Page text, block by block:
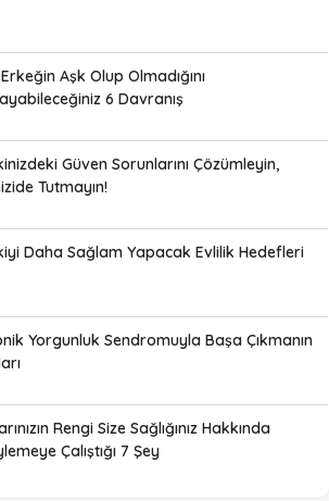
Aşk Olup Olmadığını
6 Davranış
Güven Sorunlarını Çözümleyin,
Tutmayın!
Daha Sağlam Yapacak Evlilik Hedefleri
Yorgunluk Sendromuyla Başa Çıkmanın
Rengi Size Sağlığınız Hakkında
Çalıştığı 7 Şey